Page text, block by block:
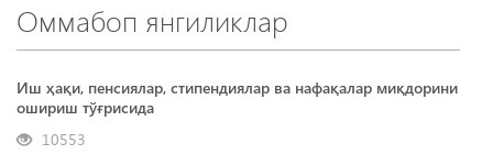
Оммабоп янгиликлар
Иш ҳақи, пенсиялар, стипендиялар ва нафақалар миқдорини
ошириш тўғрисида
10553